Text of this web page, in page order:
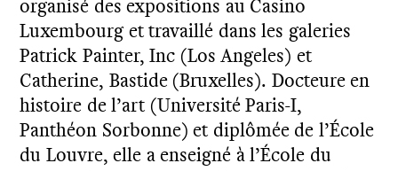
organisé des expositions au Casino
Luxembourg et travaillé dans les galeries
Patrick Painter, Inc (Los Angeles) et
Catherine, Bastide (Bruxelles). Docteure en
histoire de l’art (Université Paris-I,
Panthéon Sorbonne) et diplômée de l’École
du Louvre, elle a enseigné à l’École du